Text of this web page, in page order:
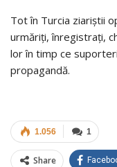
Tot în Turcia ziariștii
urmăriți, înregistrați,
lor în timp ce
propagandă.
1
1.056
Share